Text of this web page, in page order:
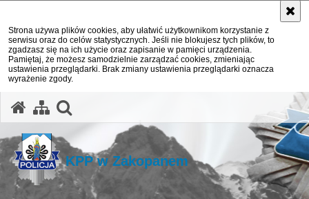
Strona używa plików cookies, aby ułatwić użytkownikom korzystanie z
serwisu oraz do celów statystycznych. Jeśli nie blokujesz tych plików, to
zgadzasz się na ich użycie oraz zapisanie w pamięci urządzenia.
Pamiętaj, że możesz samodzielnie zarządzać cookies, zmieniając
ustawienia przeglądarki. Brak zmiany ustawienia przeglądarki oznacza
wyrażenie zgody.
KPP w Zakopanem